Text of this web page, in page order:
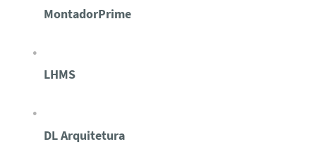
MontadorPrime
LHMS
DL Arquitetura